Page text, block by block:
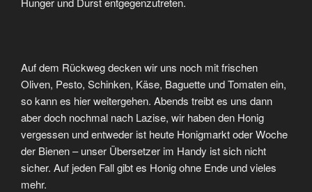
Auf dem Rückweg decken wir uns noch mit frischen
Oliven, Pesto, Schinken, Käse, Baguette und Tomaten ein,
so kann es hier weitergehen. Abends treibt es uns dann
aber doch nochmal nach Lazise, wir haben den Honig
vergessen und entweder ist heute Honigmarkt oder Woche
der Bienen – unser Übersetzer im Handy ist sich nicht
sicher. Auf jeden Fall gibt es Honig ohne Ende und vieles
mehr.